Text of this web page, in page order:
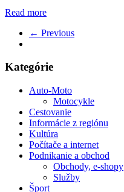
Read more
← Previous
Kategórie
Auto-Moto
Motocykle
Cestovanie
Informácie z regiónu
Kultúra
Počítače a internet
Podnikanie a obchod
Obchody, e-shopy
Služby
Šport